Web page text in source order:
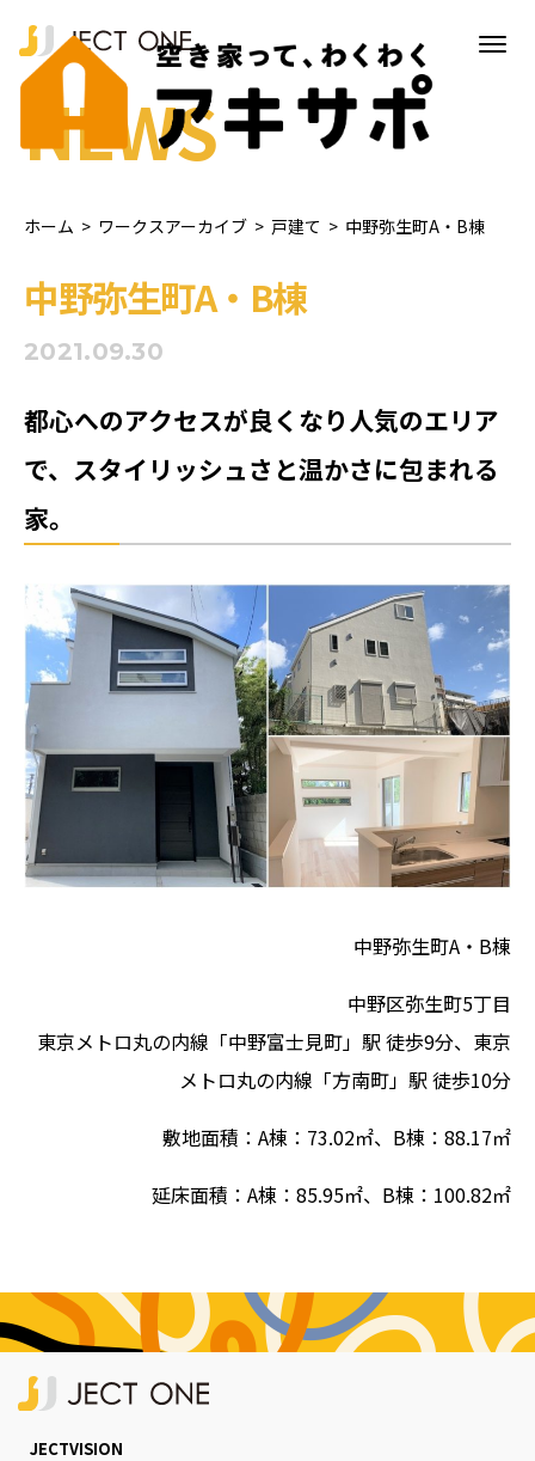
NEWS
ホーム > ワークスアーカイブ > 戸建て > 中野弥生町A・B棟
中野弥生町A・B棟
2021.09.30
都心へのアクセスが良くなり人気のエリア
で、スタイリッシュさと温かさに包まれる
家。
中野弥生町A・B棟
中野区弥生町5丁目
東京メトロ丸の内線「中野富士見町」駅 徒歩9分、東京
メトロ丸の内線「方南町」駅 徒歩10分
敷地⾯積：A棟：73.02㎡、B棟：88.17㎡
延床⾯積：A棟：85.95㎡、B棟：100.82㎡
JECTVISION